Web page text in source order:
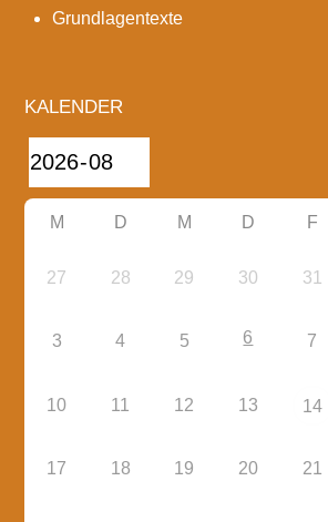
Grundlagentexte
KALENDER
M D M D F
27 28 29 30 31
3 4 5 6 7
10 11 12 13 14
17 18 19 20 21